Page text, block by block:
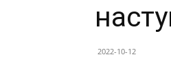
2022-10-12